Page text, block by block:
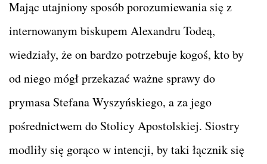
Mając utajniony sposób porozumiewania się z
internowanym biskupem Alexandru Todeą,
wiedziały, że on bardzo potrzebuje kogoś, kto by
od niego mógł przekazać ważne sprawy do
prymasa Stefana Wyszyńskiego, a za jego
pośrednictwem do Stolicy Apostolskiej. Siostry
modliły się gorąco w intencji, by taki łącznik się